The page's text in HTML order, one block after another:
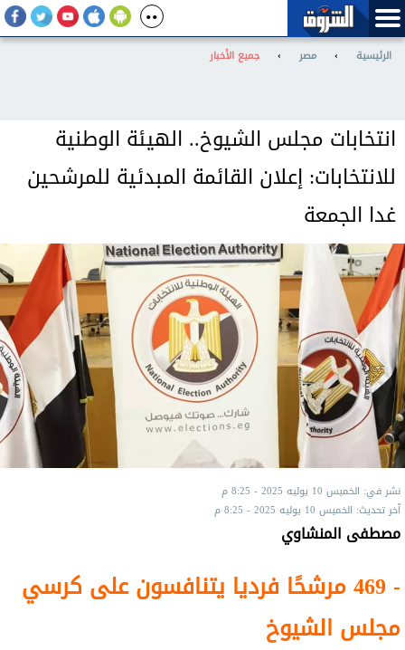
الرئيسية › مصر › جميع الأخبار
انتخابات مجلس الشيوخ.. الهيئة الوطنية
للانتخابات: إعلان القائمة المبدئية للمرشحين
غدا الجمعة
نشر في: الخميس 10 يوليه 2025 - 8:25 م
آخر تحديث: الخميس 10 يوليه 2025 - 8:25 م
مصطفى المنشاوي
- 469 مرشحًا فرديا يتنافسون على كرسي
مجلس الشيوخ